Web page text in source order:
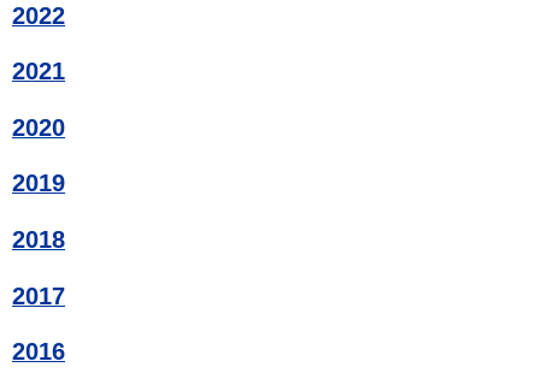
2022
2021
2020
2019
2018
2017
2016